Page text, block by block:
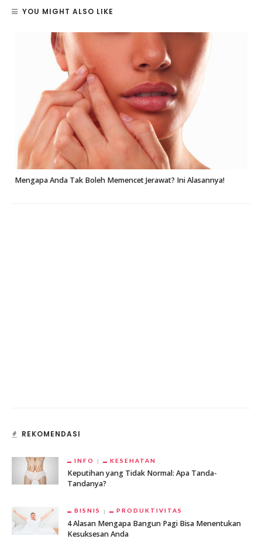
YOU MIGHT ALSO LIKE
Mengapa Anda Tak Boleh Memencet Jerawat? Ini Alasannya!
REKOMENDASI
INFO KESEHATAN
Keputihan yang Tidak Normal: Apa Tanda-
Tandanya?
BISNIS PRODUKTIVITAS
4 Alasan Mengapa Bangun Pagi Bisa Menentukan
Kesuksesan Anda